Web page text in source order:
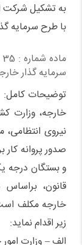
به تشکیل شرکت
با طرح سرمایه
سرمایه گذار
توضیحات کامل:
خارجه، وزارت
نیروی
صدور پروانه
و بستگان درجه
قانون، براساس
خارجه مکلف
زیر اقدام نماید: